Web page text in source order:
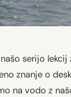
serijo lekcij
znanje o
na vodo z